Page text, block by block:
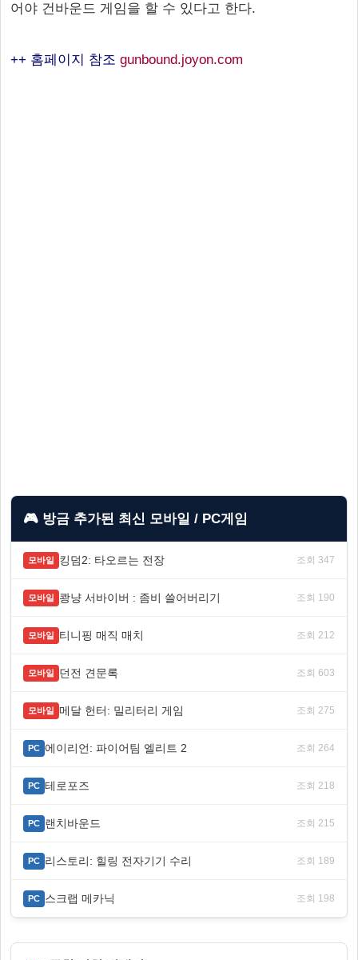
어야 건바운드 게임을 할 수 있다고 한다.
++ 홈페이지 참조 gunbound.joyon.com
🎮 방금 추가된 최신 모바일 / PC게임
모바일 킹덤2: 타오르는 전장 조회 347
모바일 쾅냥 서바이버 : 좀비 쓸어버리기 조회 190
모바일 티니핑 매직 매치 조회 212
모바일 던전 견문록 조회 603
모바일 메달 헌터: 밀리터리 게임 조회 275
PC 에이리언: 파이어팀 엘리트 2 조회 264
PC 테로포즈 조회 218
PC 랜치바운드 조회 215
PC 리스토리: 힐링 전자기기 수리 조회 189
PC 스크랩 메카닉 조회 198